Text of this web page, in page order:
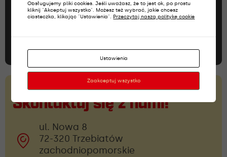
produktu
produktu
Niczego nie przegap!
Dołącz do newslettera
Skontaktuj się z nami!
ul. Nowa 8
72-320 Trzebiatów
zachodniopomorskie
Obsługujemy pliki cookies. Jeśli uważasz, że to jest ok, po prostu
kliknij "Akceptuj wszystko". Możesz też wybrać, jakie chcesz
ciasteczka, klikając "Ustawienia". Przeczytaj naszą politykę cookie
Ustawienia
Zaakceptuj wszystko